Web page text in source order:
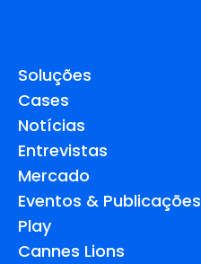
Soluções
Cases
Notícias
Entrevistas
Mercado
Eventos & Publicações
Play
Cannes Lions